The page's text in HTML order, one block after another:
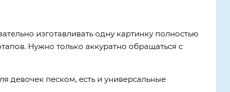
изготавливать одну картинку полностью
Нужно только аккуратно обращаться с
девочек песком, есть и универсальные